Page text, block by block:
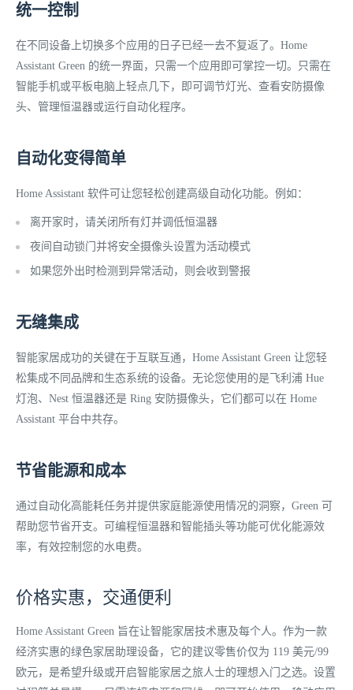
统一控制
在不同设备上切换多个应用的​​日子已经一去不复返了。Home
Assistant Green 的统一界面，只需一个应用即可掌控一切。只需在
智能手机或平板电脑上轻点几下，即可调节灯光、查看安防摄像
头、管理恒温器或运行自动化程序。
自动化变得简单
Home Assistant 软件可让您轻松创建高级自动化功能。例如：
离开家时，请关闭所有灯并调低恒温器
夜间自动锁门并将安全摄像头设置为活动模式
如果您外出时检测到异常活动，则会收到警报
无缝集成
智能家居成功的关键在于互联互通，Home Assistant Green 让您轻
松集成不同品牌和生态系统的设备。无论您使用的是飞利浦 Hue
灯泡、Nest 恒温器还是 Ring 安防摄像头，它们都可以在 Home
Assistant 平台中共存。
节省能源和成本
通过自动化高能耗任务并提供家庭能源使用情况的洞察，Green 可
帮助您节省开支。可编程恒温器和智能插头等功能可优化能源效
率，有效控制您的水电费。
价格实惠，交通便利
Home Assistant Green 旨在让智能家居技术惠及每个人。作为一款
经济实惠的绿色家居助理设备，它的建议零售价仅为 119 美元/99
欧元，是希望升级或开启智能家居之旅人士的理想入门之选。设置